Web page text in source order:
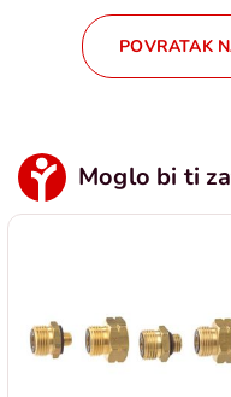
POVRATAK
Moglo bi ti